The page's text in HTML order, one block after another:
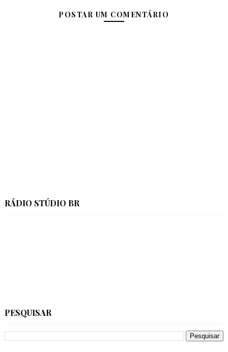
POSTAR UM COMENTÁRIO
RÁDIO STÚDIO BR
PESQUISAR